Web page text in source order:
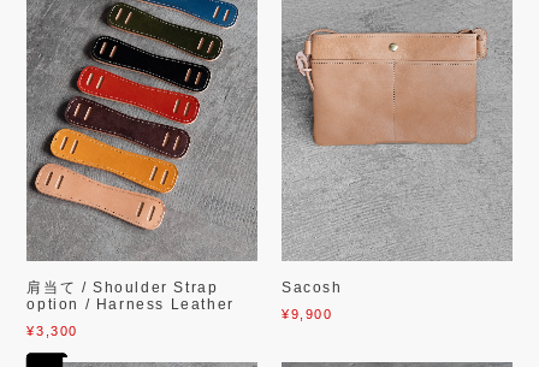
肩当て / Shoulder Strap
option / Harness Leather
¥3,300
Sacosh
¥9,900